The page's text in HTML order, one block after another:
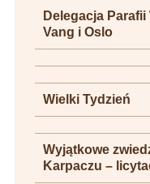
Delegacja
Vang i Oslo
Wielki Tydzień
Wyjątkowe
Karpaczu –